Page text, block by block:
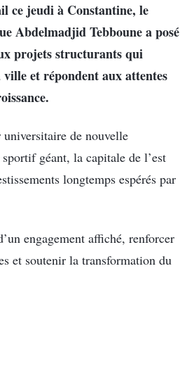
ce jeudi à Constantine, le
Abdelmadjid Tebboune a posé
projets structurants qui
ville et répondent aux attentes
de nouvelle
géant, la capitale de l’est
longtemps espérés par
engagement affiché, renforcer
et soutenir la transformation du